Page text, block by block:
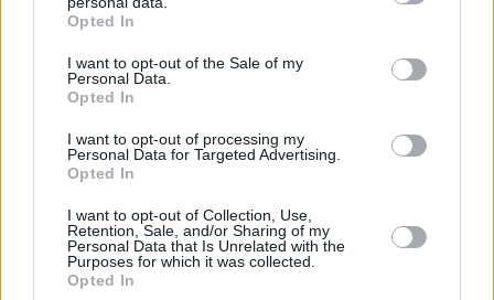
grant or deny consent to Google and its third-party tags to
use your data for below specified purposes in below Google
consent section.
Opted In
I want to opt-out of the Sale of my
Personal Data.
Opted In
I want to opt-out of processing my
Personal Data for Targeted Advertising.
Opted In
I want to opt-out of Collection, Use,
Retention, Sale, and/or Sharing of my
Personal Data that Is Unrelated with the
Purposes for which it was collected.
Opted In
H θέση του Ηρακλή είναι στην μεγάλη κατηγορία.
όπως ο Κωφίδης, ο Ανατολάκης(σε μας "έτρωγε
ατσάλια") και φυσικά ο μεγάλος Χατζηπαναγής.
Αναμένουμε με ενδιαφέρον την νέα χρονιά.
ΑΠΑΝΤΗΣΗ
Καλη επιτυχια.
12.05.2026, 20:47
Στον ιστορικο μεγαλο συλλογο της Μακεδονιας.
ΑΠΑΝΤΗΣΗ